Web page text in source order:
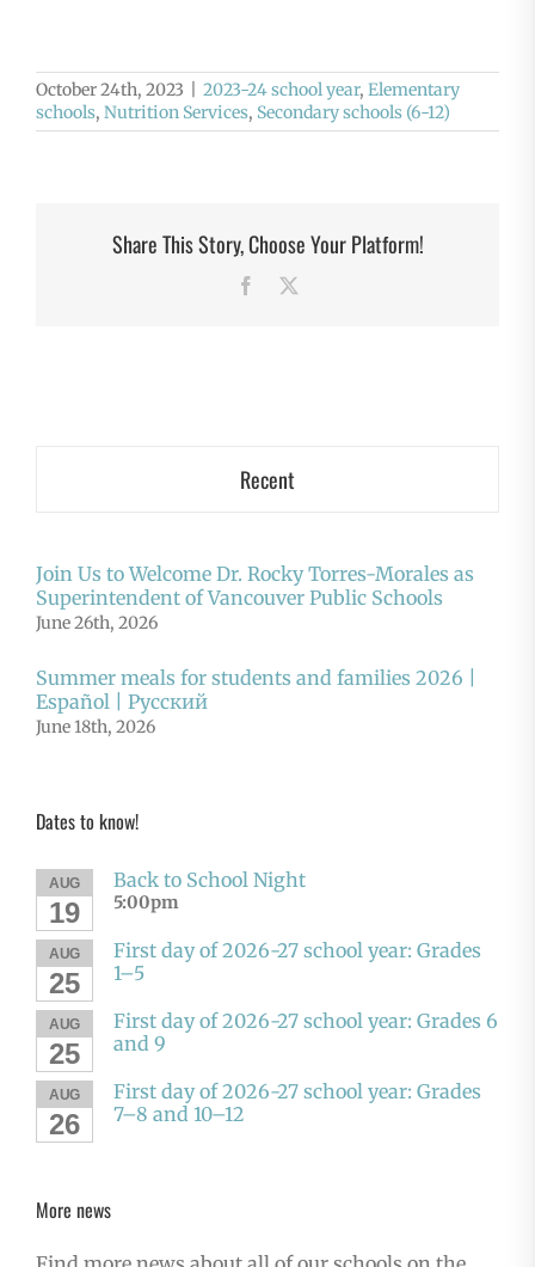
October 24th, 2023 2023-24 school year, Elementary
schools, Nutrition Services, Secondary schools (6-12)
Share This Story, Choose Your Platform!
Facebook
Recent
Join Us to Welcome Dr. Rocky Torres-Morales as
Superintendent of Vancouver Public Schools
June 26th, 2026
Summer meals for students and families 2026 |
Español | Русский
June 18th, 2026
Dates to know!
AUG
19
Back to School Night
5:00pm
AUG
25
First day of 2026-27 school year: Grades
1–5
AUG
25
First day of 2026-27 school year: Grades 6
and 9
AUG
26
First day of 2026-27 school year: Grades
7–8 and 10–12
More news